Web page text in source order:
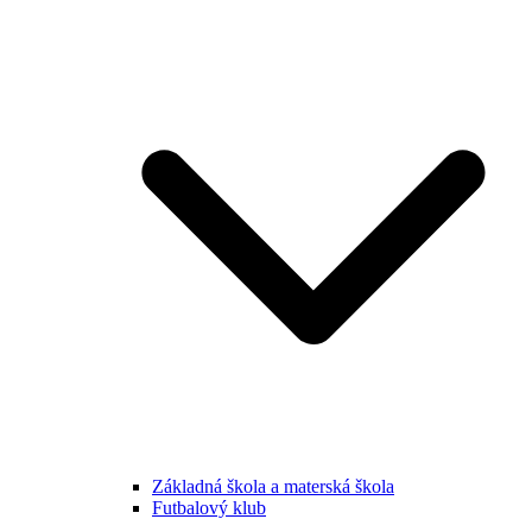
Základná škola a materská škola
Futbalový klub